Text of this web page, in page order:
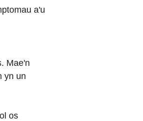
a'u
Mae'n
yn un
os